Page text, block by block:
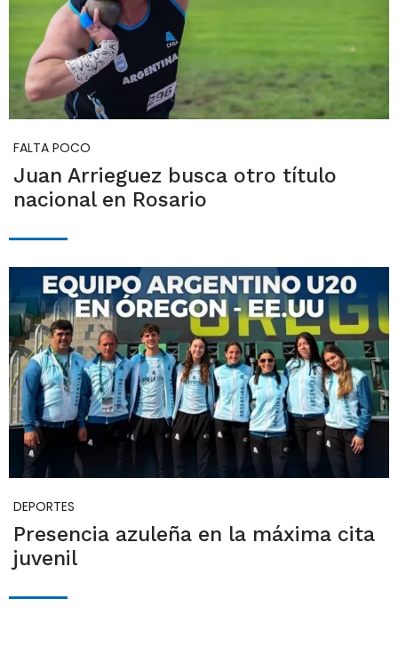
FALTA POCO
Juan Arrieguez busca otro título
nacional en Rosario
DEPORTES
Presencia azuleña en la máxima cita
juvenil